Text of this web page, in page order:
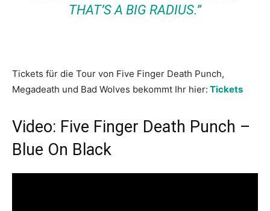
THAT’S A BIG RADIUS.”
Tickets für die Tour von Five Finger Death Punch,
Megadeath und Bad Wolves bekommt Ihr hier: Tickets
Video: Five Finger Death Punch –
Blue On Black